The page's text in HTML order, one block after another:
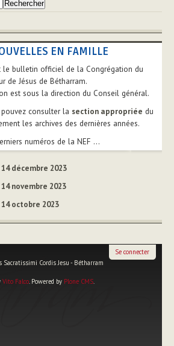
EN FAMILLE
le bulletin officiel de la Congrégation du
de Jésus de Bétharram.
est sous la direction du Conseil général.
consulter la section appropriée du
les archives des dernières années.
numéros de la NEF ...
décembre 2023
novembre 2023
octobre 2023
Cordis Jesu - Bétharram
Vito Falco. Powered by Plone CMS.
Se connecter